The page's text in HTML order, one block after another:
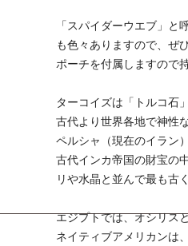
「スパイダーウエブ」
も色々ありますので、ぜ
ポーチを付属しますので
ターコイズは「トルコ石
古代より世界各地で神性
ペルシャ（現在のイラン
古代インカ帝国の財宝の
リや水晶と並んで最も古
エジプトでは、オシリス
ネイティブアメリカンは